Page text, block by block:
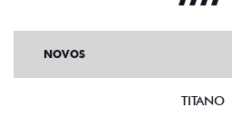
NOVOS
TITANO